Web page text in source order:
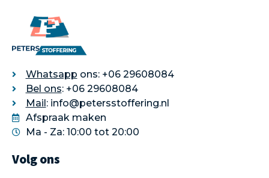
Whatsapp ons: +06 29608084
Bel ons: +06 29608084
Mail: info@petersstoffering.nl
Afspraak maken
Ma - Za: 10:00 tot 20:00
Volg ons